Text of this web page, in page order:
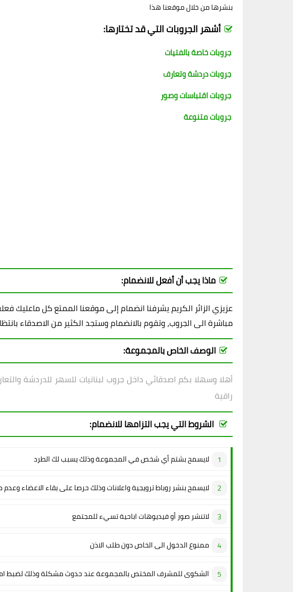
بنشرها من خلال موقعنا هذا
أشهر الجروبات التي قد تختارها:
جروبات خاصة بالفتيات
جروبات دردشة وتعارف
جروبات اقتباسات وصور
جروبات متنوعة
ماذا يجب أن أفعل للانضمام:
عزيزي الزائر الكريم يشرفنا انضمام إلى موقعنا الممتع كل ماعليك
مباشرة الى الجروب، وتقوم بالانضمام وستجد الكثير من الاصدقاء
الوصف الخاص بالمجموعة:
أهلا وسهلا بكم اصدقائي داخل جروب لبنانيات للسهر للدردشة
راقية
الشروط التي يجب التزامها للانضمام:
لايسمح بشتم أي شخص في المجموعة وذلك يسبب لك الطرد
لايسمح بنشر روباط ترويجية واعلانات وذلك حرصا على بقاء الاعضاء
لاتنشر صور أو فيديوهات اباحية تسيء للمجتمع
ممنوع الدخول الى الخاص دون طلب الاذن
الشكوى للمشرف المختص بالمجموعة عند حدوث مشكلة وذلك لضبط